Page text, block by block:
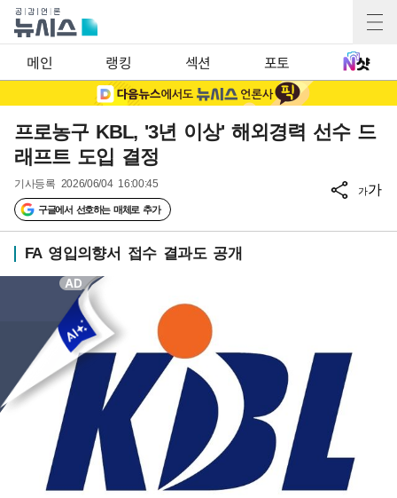
메인 랭킹 섹션 포토
프로농구 KBL, '3년 이상' 해외경력 선수 드
래프트 도입 결정
기사등록 2026/06/04 16:00:45
구글에서 선호하는 매체로 추가
가가
FA 영입의향서 접수 결과도 공개